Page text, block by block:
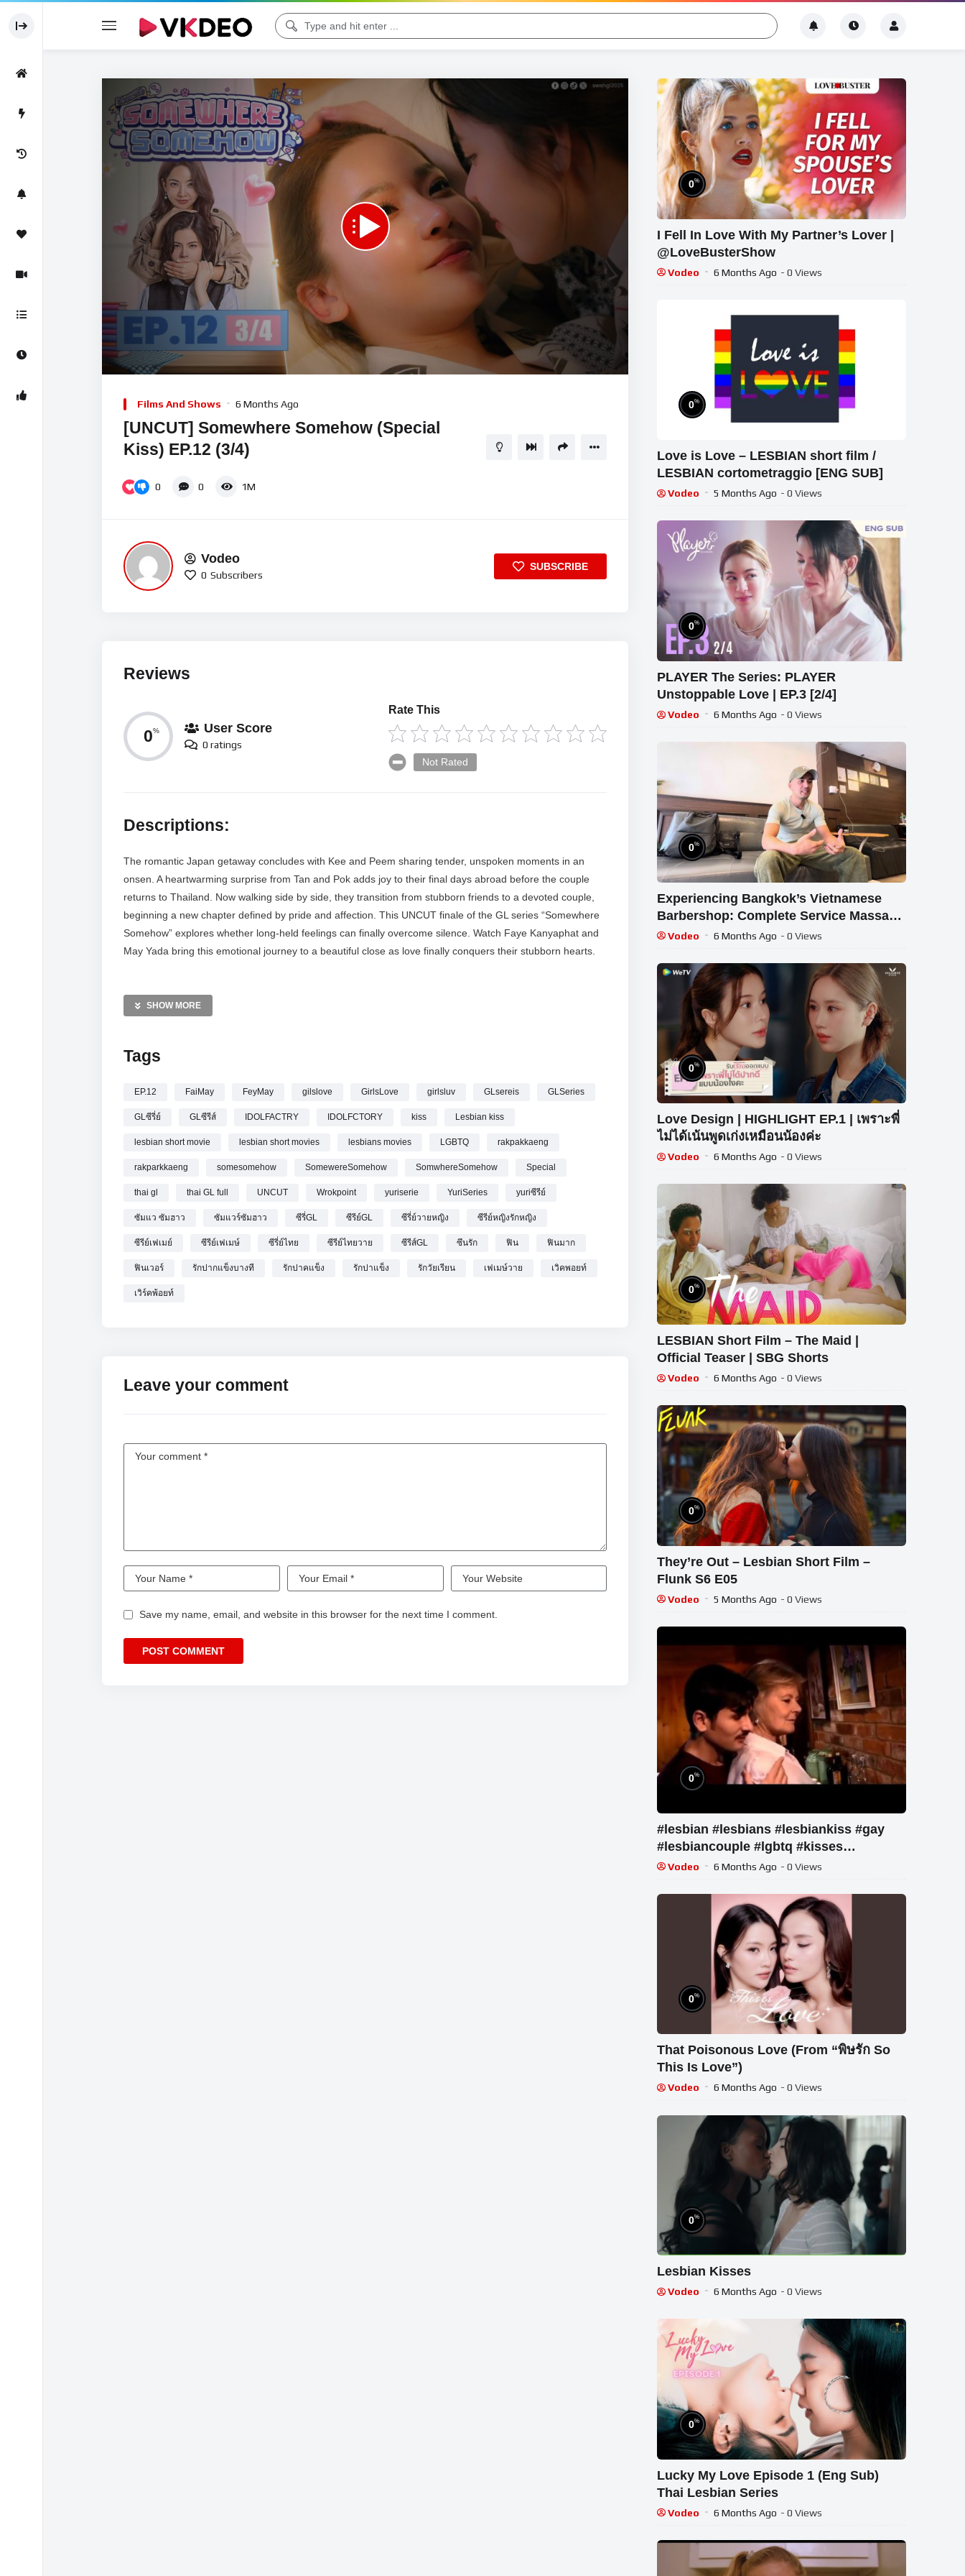
Player
00:00 13:52
Films And Shows 6 Months Ago
[UNCUT] Somewhere Somehow (Special
Kiss) EP.12 (3/4)
0 0 1M
Vodeo
0 Subscribers
SUBSCRIBE
Reviews
0% User Score
0 ratings
Rate This
Not Rated
Descriptions:
The romantic Japan getaway concludes with Kee and Peem sharing tender, unspoken moments in an
onsen. A heartwarming surprise from Tan and Pok adds joy to their final days abroad before the couple
returns to Thailand. Now walking side by side, they transition from stubborn friends to a devoted couple,
beginning a new chapter defined by pride and affection. This UNCUT finale of the GL series “Somewhere
Somehow” explores whether long-held feelings can finally overcome silence. Watch Faye Kanyaphat and
May Yada bring this emotional journey to a beautiful close as love finally conquers their stubborn hearts.
[UNCUT] รักปากแข็ง Somewhere Somehow EP.12 (3/4)
SHOW MORE
Tags
EP.12 FaiMay FeyMay gilslove GirlsLove girlsluv GLsereis GLSeries
GLซีรี่ย์ GLซีรีส์ IDOLFACTRY IDOLFCTORY kiss Lesbian kiss
lesbian short movie lesbian short movies lesbians movies LGBTQ rakpakkaeng
rakparkkaeng somesomehow SomewereSomehow SomwhereSomehow Special
thai gl thai GL full UNCUT Wrokpoint yuriserie YuriSeries yuriซีรีย์
ซัมแว ซัมฮาว ซัมแวร์ซัมฮาว ซีรี่GL ซีรีย์GL ซีรี่ย์วายหญิง ซีรีย์หญิงรักหญิง
ซีรีย์เฟเมย์ ซีรีย์เฟเมษ์ ซีรี่ย์ไทย ซีรีย์ไทยวาย ซีรีส์GL ซึนรัก ฟิน ฟินมาก
ฟินเวอร์ รักปากแข็งบางที รักปาคแข็ง รักปาแข็ง รักวัยเรียน เฟเมษ์วาย เวิคพอยท์
เวิร์คพ้อยท์
Leave your comment
Save my name, email, and website in this browser for the next time I comment.
0%
I Fell In Love With My Partner’s Lover |
@LoveBusterShow
Vodeo 6 Months Ago - 0 Views
0%
Love is Love – LESBIAN short film /
LESBIAN cortometraggio [ENG SUB]
Vodeo 5 Months Ago - 0 Views
0%
PLAYER The Series: PLAYER
Unstoppable Love | EP.3 [2/4]
Vodeo 6 Months Ago - 0 Views
0%
Experiencing Bangkok’s Vietnamese
Barbershop: Complete Service Massage
at TheKing Spa
Vodeo 6 Months Ago - 0 Views
0%
Love Design | HIGHLIGHT EP.1 | เพราะพี่
ไม่ได้เน้นพูดเก่งเหมือนน้องค่ะ
Vodeo 6 Months Ago - 0 Views
0%
LESBIAN Short Film – The Maid |
Official Teaser | SBG Shorts
Vodeo 6 Months Ago - 0 Views
0%
They’re Out – Lesbian Short Film –
Flunk S6 E05
Vodeo 5 Months Ago - 0 Views
0%
#lesbian #lesbians #lesbiankiss #gay
#lesbiancouple #lgbtq #kisses
#lesbianpride
Vodeo 6 Months Ago - 0 Views
0%
That Poisonous Love (From “พิษรัก So
This Is Love”)
Vodeo 6 Months Ago - 0 Views
0%
Lesbian Kisses
Vodeo 6 Months Ago - 0 Views
0%
Lucky My Love Episode 1 (Eng Sub)
Thai Lesbian Series
Vodeo 6 Months Ago - 0 Views